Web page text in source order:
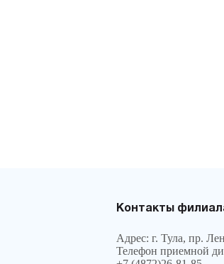
Контакты
Адрес: г. Тула, пр.
Телефон приемной